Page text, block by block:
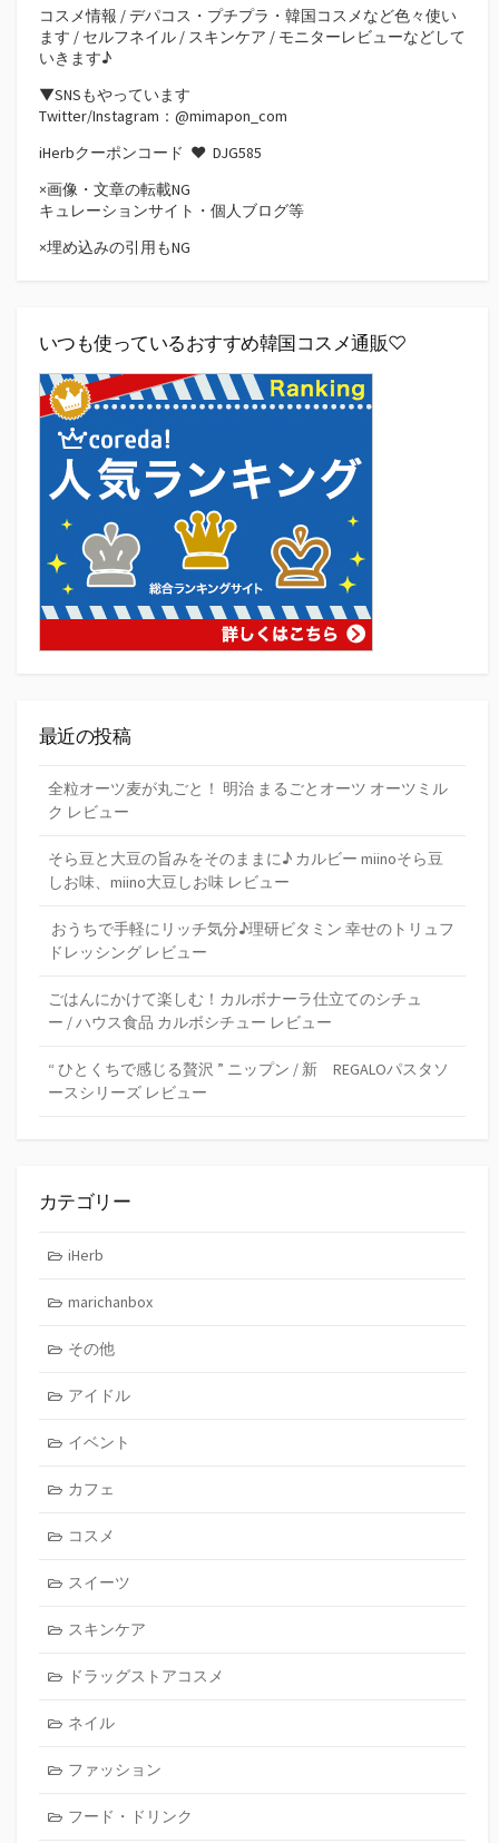
コスメ情報 / デパコス・プチプラ・韓国コスメなど色々使い
ます / セルフネイル / スキンケア / モニターレビューなどして
いきます♪
▼SNSもやっています
Twitter/Instagram：@mimapon_com
iHerbクーポンコード ♥ DJG585
×画像・文章の転載NG
キュレーションサイト・個人ブログ等
×埋め込みの引用もNG
いつも使っているおすすめ韓国コスメ通販♡
最近の投稿
全粒オーツ麦が丸ごと！ 明治 まるごとオーツ オーツミル
ク レビュー
そら豆と大豆の旨みをそのままに♪ カルビー miinoそら豆
しお味、miino大豆しお味 レビュー
おうちで手軽にリッチ気分♪理研ビタミン 幸せのトリュフ
ドレッシング レビュー
ごはんにかけて楽しむ！カルボナーラ仕立てのシチュ
ー / ハウス食品 カルボシチュー レビュー
“ ひとくちで感じる贅沢 ” ニップン / 新 REGALOパスタソ
ースシリーズ レビュー
カテゴリー
iHerb
marichanbox
その他
アイドル
イベント
カフェ
コスメ
スイーツ
スキンケア
ドラッグストアコスメ
ネイル
ファッション
フード・ドリンク